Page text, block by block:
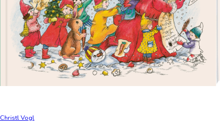
Christl Vogl